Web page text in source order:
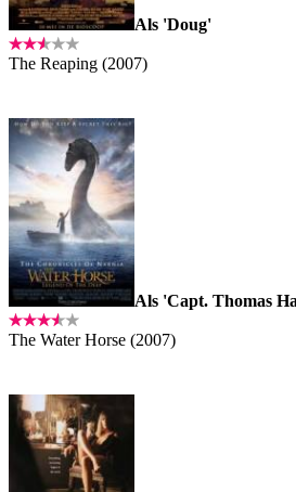
Als 'Doug'
The Reaping (2007)
Als 'Capt. Thomas
The Water Horse (2007)